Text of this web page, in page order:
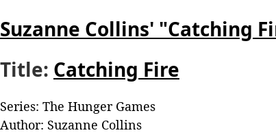
Suzanne Collins' "Catching
Title: Catching Fire
Series: The Hunger Games
Author: Suzanne Collins